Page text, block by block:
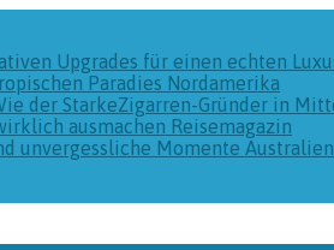
Upgrades für einen echten
Paradies Nordamerika
der StarkeZigarren-Gründer in
ausmachen Reisemagazin
unvergessliche Momente Australien